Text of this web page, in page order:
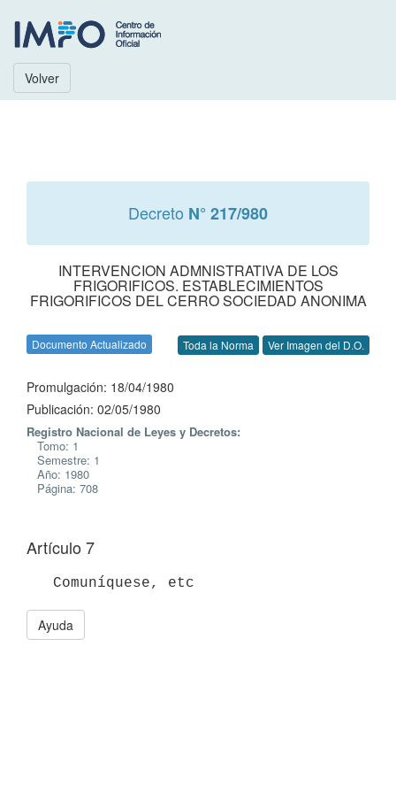
Volver
Decreto N° 217/980
INTERVENCION ADMNISTRATIVA DE LOS
FRIGORIFICOS. ESTABLECIMIENTOS
FRIGORIFICOS DEL CERRO SOCIEDAD ANONIMA
Documento Actualizado Toda la Norma Ver Imagen del D.O.
Promulgación: 18/04/1980
Publicación: 02/05/1980
Registro Nacional de Leyes y Decretos:
Tomo: 1
Semestre: 1
Año: 1980
Página: 708
Artículo 7
Ayuda